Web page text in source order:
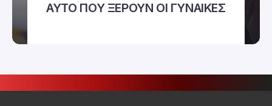
ΑΥΤΟ ΠΟΥ ΞΕΡΟΥΝ ΟΙ ΓΥΝΑΙΚΕΣ